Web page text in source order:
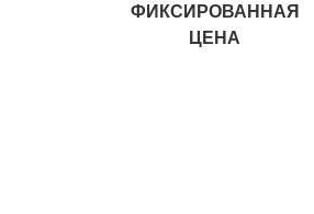
ФИКСИРОВАННАЯ
ЦЕНА